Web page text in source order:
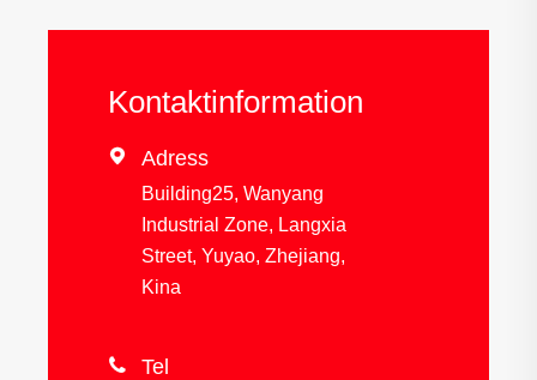
Kontaktinformation
 Adress
Building25, Wanyang
Industrial Zone, Langxia
Street, Yuyao, Zhejiang,
Kina
 Tel